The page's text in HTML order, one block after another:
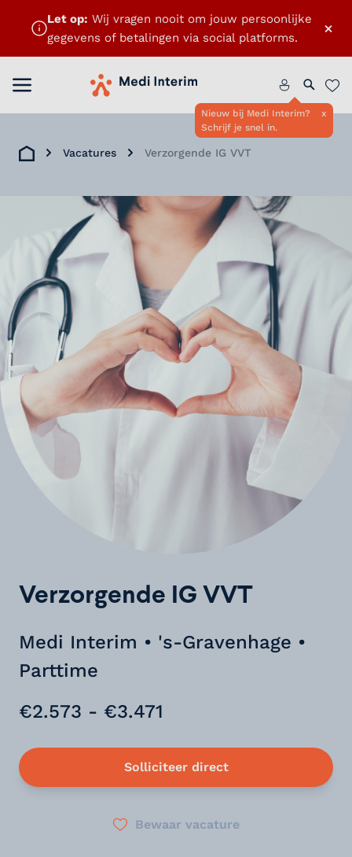
×
Let op: Wij vragen nooit om jouw persoonlijke
gegevens of betalingen via social platforms.
Menu openenHome
Nieuw bij Medi Interim?
Schrijf je snel in.
x
Zoeken
Home
Vacatures Verzorgende IG VVT
Verzorgende IG VVT
Medi Interim • 's-Gravenhage •
Parttime
€2.573 - €3.471
Solliciteer direct
Bewaar vacature